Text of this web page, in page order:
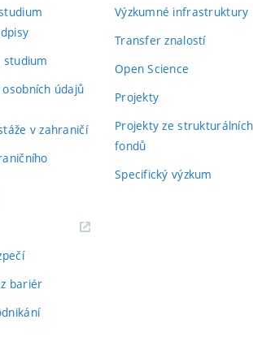
studium
údajů
v zahraničí
bariér
Výzkumné infrastruktury
Transfer znalostí
Open Science
Projekty
Projekty ze strukturálních
fondů
Specifický výzkum